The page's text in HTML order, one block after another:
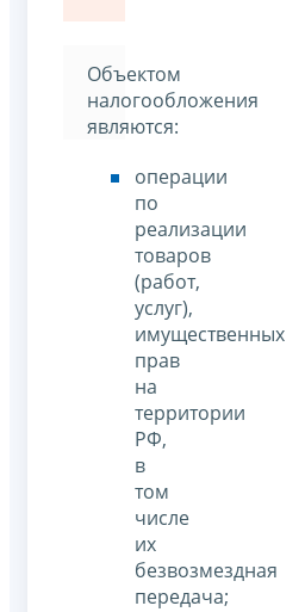
Объектом
налогообложения
являются:
операции
по
реализации
товаров
(работ,
услуг),
имущественных
прав
на
территории
РФ,
в
том
числе
их
безвозмездная
передача;